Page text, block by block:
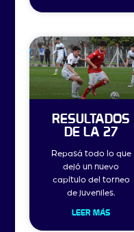
RESULTADOS
DE LA 27
Repasá todo lo que
dejó un nuevo
capítulo del torneo
de juveniles.
LEER MÁS